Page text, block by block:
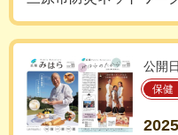
公開
保健